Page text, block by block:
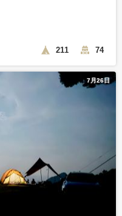
211 74
7月26日